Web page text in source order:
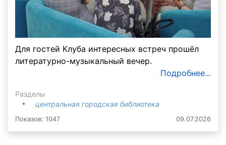
Для гостей Клуба интересных встреч прошёл
литературно-музыкальный вечер.
Подробнее...
Разделы
центральная городская библиотека
Показов: 1047 09.07.2026